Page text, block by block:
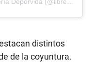
distintos
de la coyuntura.